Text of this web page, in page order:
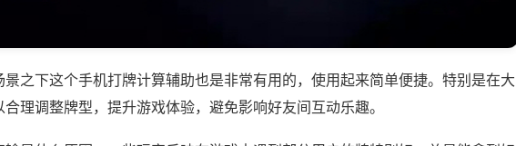
之下这个手机打牌计算辅助也是非常有用的，使用起来简单便捷。特别是在大
理调整牌型，提升游戏体验，避免影响好友间互动乐趣。